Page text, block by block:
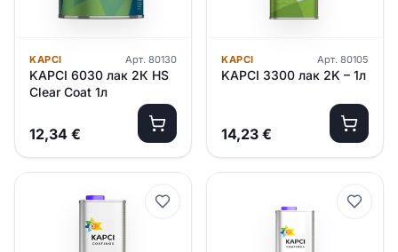
KAPCI Арт. 80130
KAPCI 6030 лак 2К HS
Clear Coat 1л
12,34 €
KAPCI Арт. 80105
KAPCI 3300 лак 2K – 1л
14,23 €